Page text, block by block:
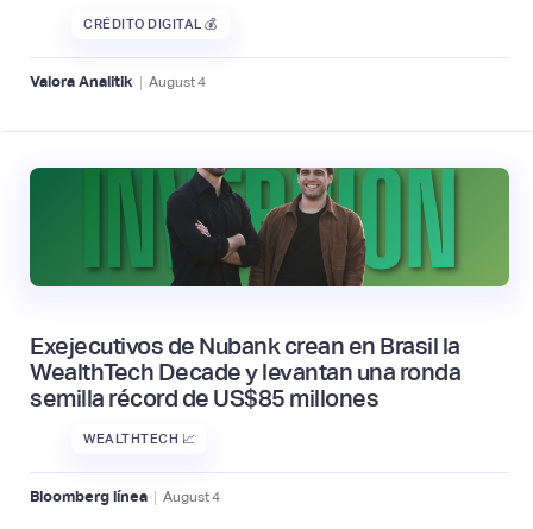
CRÉDITO DIGITAL 💰
Valora Analitik | August4
Exejecutivos de Nubank crean en Brasil la
WealthTech Decade y levantan una ronda
semilla récord de US$85 millones
WEALTHTECH 📈
Bloomberg línea | August4